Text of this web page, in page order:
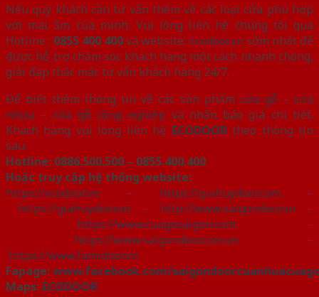
Nếu quý khách cần tư vấn thêm về các loại cửa phù hợp
với mái ấm của mình. Vui lòng liên hệ chúng tôi qua
Hotline : 0855 400 400và website: ecodoor.vn sớm nhất để
được hỗ trợ chăm sóc khách hàng một cách nhanh chóng,
giải đáp thắc mắc tư vấn khách hàng 24/7.
Để biết thêm thông tin về các sản phẩm cửa gỗ –cửa
nhựa – cửa gỗ công nghiệp và nhận báo giá chi tiết.
Khách hàng vui lòng liên hệ ECODOORtheo thông tin
sau:
Hotline: 0886.500.500 – 0855.400.400
Hoặc truy cập hệ thống website:
https://ecodoor.vn – https://giahuydoor.com –
https://giahuydoor.vn – http://www.saigondoor.vn –
https://www.cuagosaigon.com –
https://www.saigondoor.com.vn –
https://www.famidoor.vn
Fapage:www.facebook.com/
Maps: ECODOOR